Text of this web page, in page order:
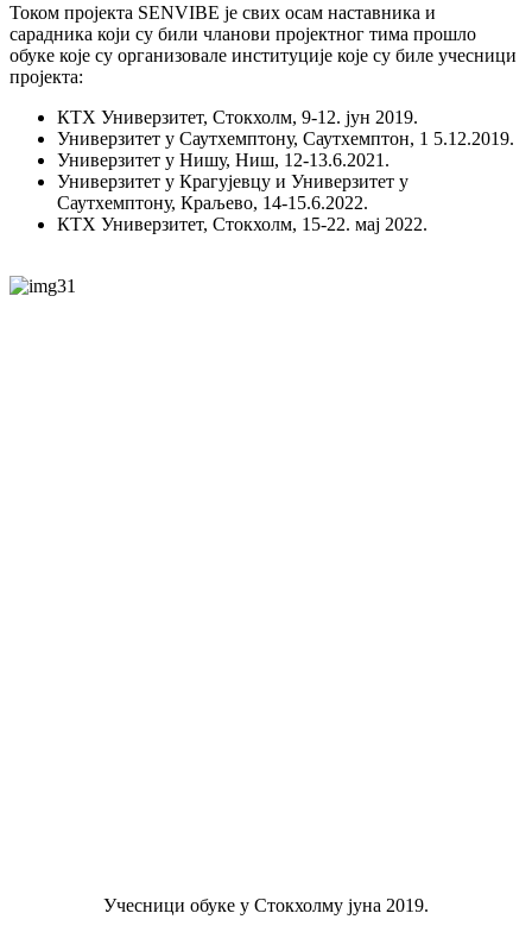
Током пројекта SENVIBE је свих осам наставника и
сарадника који су били чланови пројектног тима прошло
обуке које су организовале институције које су биле учесници
пројекта:
КТХ Универзитет, Стокхолм, 9-12. јун 2019.
Универзитет у Саутхемптону, Саутхемптон, 1 5.12.2019.
Универзитет у Нишу, Ниш, 12-13.6.2021.
Универзитет у Крагујевцу и Универзитет у
Саутхемптону, Краљево, 14-15.6.2022.
КТХ Универзитет, Стокхолм, 15-22. мај 2022.
Учесници обуке у Стокхолму јуна 2019.